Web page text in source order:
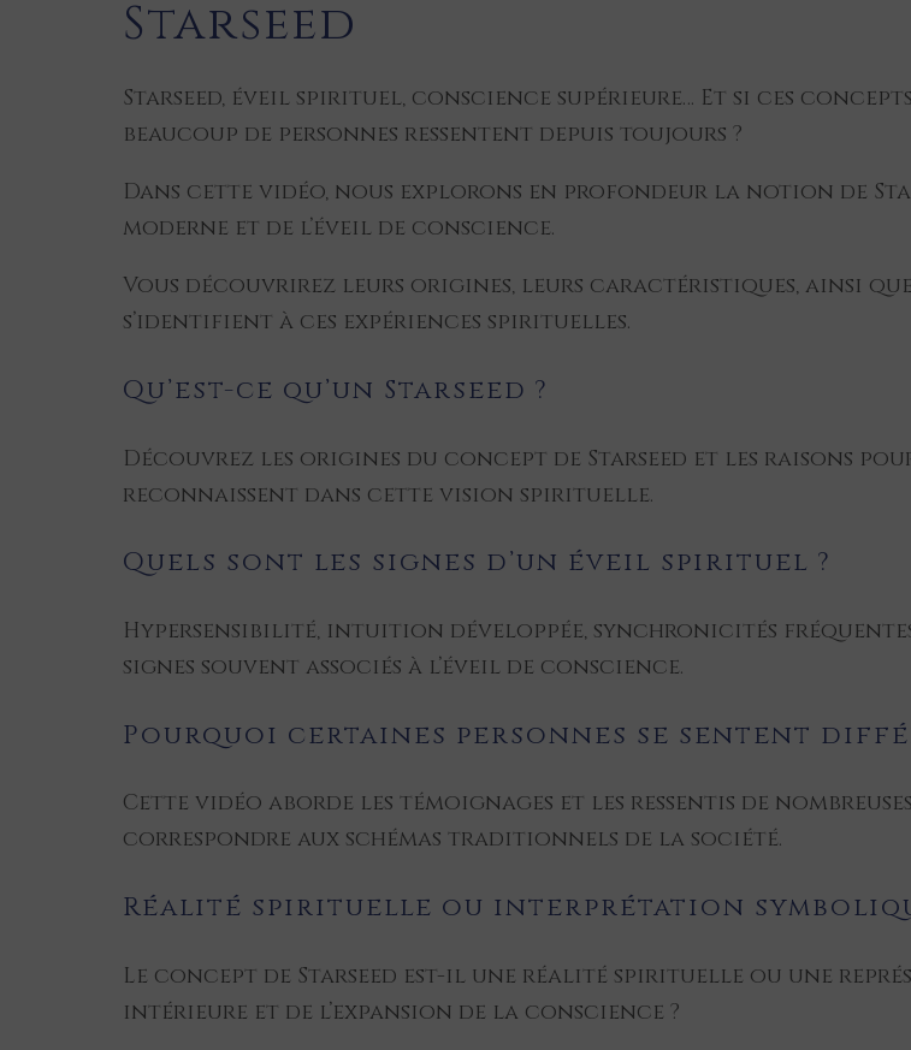
Starseed
Starseed, éveil spirituel, conscience supérieure… Et si ces
beaucoup de personnes ressentent depuis toujours ?
Dans cette vidéo, nous explorons en profondeur la notion de
moderne et de l’éveil de conscience.
Vous découvrirez leurs origines, leurs caractéristiques, ainsi que
s’identifient à ces expériences spirituelles.
Qu’est-ce qu’un Starseed ?
Découvrez les origines du concept de Starseed et les raisons
reconnaissent dans cette vision spirituelle.
Quels sont les signes d’un éveil spirituel ?
Hypersensibilité, intuition développée, synchronicités
signes souvent associés à l’éveil de conscience.
Pourquoi certaines personnes se sentent
Cette vidéo aborde les témoignages et les ressentis de
correspondre aux schémas traditionnels de la société.
Réalité spirituelle ou interprétation
Le concept de Starseed est-il une réalité spirituelle ou une
intérieure et de l’expansion de la conscience ?